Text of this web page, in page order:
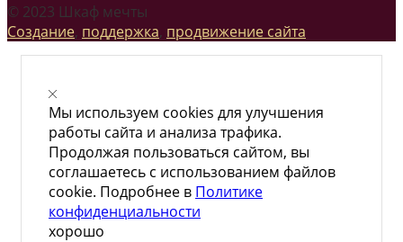
© 2023 Шкаф мечты
Создание, поддержка, продвижение сайта
Мы используем cookies для улучшения
работы сайта и анализа трафика.
Продолжая пользоваться сайтом, вы
соглашаетесь с использованием файлов
cookie. Подробнее в Политике
конфиденциальности
хорошо